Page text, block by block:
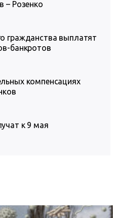
– Розенко
гражданства выплатят
банкротов
компенсациях
к 9 мая